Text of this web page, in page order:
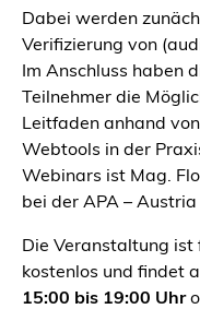
Dabei werden
Verifizierung von
Im Anschluss haben
Teilnehmer die
Leitfaden anhand
Webtools in der
Webinars ist Mag.
bei der APA –
Die Veranstaltung ist
kostenlos und findet
15:00 bis 19:00 Uhr